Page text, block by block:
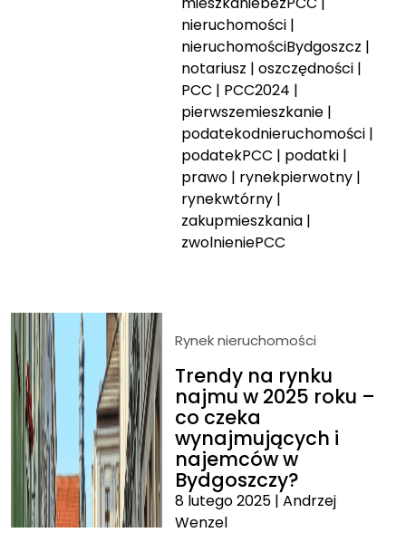
nieruchomości|
nieruchomościBydgoszcz |
notariusz | oszczędności|
PCC | PCC2024 |
pierwszemieszkanie|
podatekodnieruchomości|
podatekPCC | podatki|
prawo| rynekpierwotny|
rynekwtórny|
zakupmieszkania|
zwolnieniePCC
Rynek nieruchomości
Trendy na rynku
najmu w 2025 roku –
co czeka
wynajmujących i
najemców w
Bydgoszczy?
8 lutego 2025 |Andrzej
Wenzel